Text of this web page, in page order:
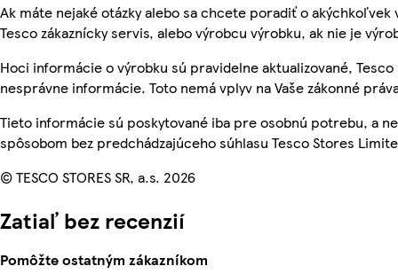
Ak máte nejaké otázky alebo sa chcete poradiť o akýchkoľvek
Tesco zákaznícky servis, alebo výrobcu výrobku, ak nie je
Hoci informácie o výrobku sú pravidelne aktualizované,
nesprávne informácie. Toto nemá vplyv na Vaše zákonné
Tieto informácie sú poskytované iba pre osobnú potrebu, a
spôsobom bez predchádzajúceho súhlasu Tesco Stores
© TESCO STORES SR, a.s. 2026
Zatiaľ bez recenzií
Pomôžte ostatným zákazníkom